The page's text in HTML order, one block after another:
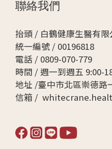
聯絡我們
抬頭 / 白鶴健康生醫有限
統一編號 / 00196818
電話 / 0809-070-779
時間 / 週一到週五 9:00-
地址 /臺中市北區崇德路
信箱 /